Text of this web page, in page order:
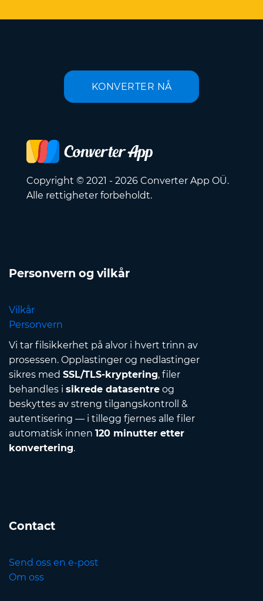
KONVERTER NÅ
Copyright © 2021 - 2026 Converter App OÜ.
Alle rettigheter forbeholdt.
Personvern og vilkår
Vilkår
Personvern
Vi tar filsikkerhet på alvor i hvert trinn av
prosessen. Opplastinger og nedlastinger
sikres med SSL/TLS-kryptering, filer
behandles i sikrede datasentre og
beskyttes av streng tilgangskontroll &
autentisering — i tillegg fjernes alle filer
automatisk innen 120 minutter etter
konvertering.
Contact
Send oss en e-post
Om oss